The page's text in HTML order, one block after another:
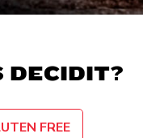
DECIDIT?
FREE